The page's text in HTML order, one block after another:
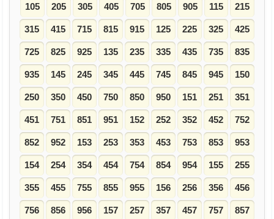
105 205 305 405 705 805 905 115 215
315 415 715 815 915 125 225 325 425
725 825 925 135 235 335 435 735 835
935 145 245 345 445 745 845 945 150
250 350 450 750 850 950 151 251 351
451 751 851 951 152 252 352 452 752
852 952 153 253 353 453 753 853 953
154 254 354 454 754 854 954 155 255
355 455 755 855 955 156 256 356 456
756 856 956 157 257 357 457 757 857